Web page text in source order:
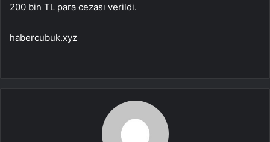
200 bin TL para cezası verildi.
habercubuk.xyz